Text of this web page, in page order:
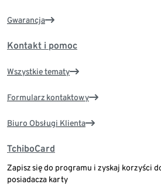
Gwarancja
Kontakt i pomoc
Wszystkie tematy
Formularz kontaktowy
Biuro Obsługi Klienta
TchiboCard
Zapisz się do programu i zyskaj korzyści
posiadacza karty